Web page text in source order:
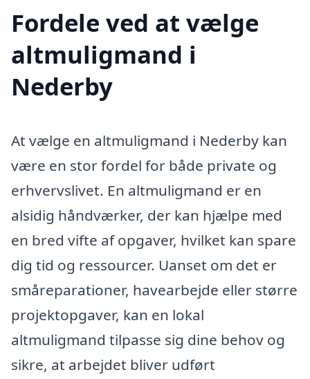
Fordele ved at vælge
altmuligmand i
Nederby
At vælge en altmuligmand i Nederby kan
være en stor fordel for både private og
erhvervslivet. En altmuligmand er en
alsidig håndværker, der kan hjælpe med
en bred vifte af opgaver, hvilket kan spare
dig tid og ressourcer. Uanset om det er
småreparationer, havearbejde eller større
projektopgaver, kan en lokal
altmuligmand tilpasse sig dine behov og
sikre, at arbejdet bliver udført